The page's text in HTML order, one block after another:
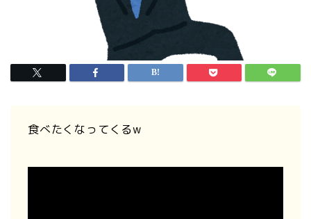
食べたくなってくるw